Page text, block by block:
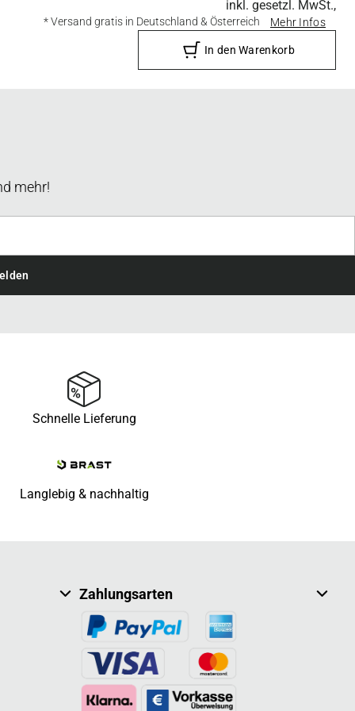
inkl. gesetzl. MwSt.,
* Versand gratis in Deutschland & Österreich Mehr Infos
In den Warenkorb
mehr!
Schnelle Lieferung
Langlebig & nachhaltig
Zahlungsarten